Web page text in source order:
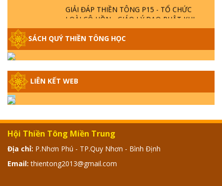
GIẢI ĐÁP THIỀN TÔNG P15 - TỔ CHỨC
LOÀI CÔ HỒN - GIÁO LÝ ĐẠO PHẬT KHI
GIẢI ĐÁP THIỀN TÔNG ĐẶC BIỆT - P14 -
NGUỒN GỐC ÂM LỊCH DƯƠNG LỊCH -
TẦNG BÌNH LƯU LỚN ĐẾN ĐÂU
KHÔNG? XÁ LỢI PHẬT THẬT - GIẢ | TTTD
GIẢI ĐÁP THIỀN TÔNG ĐẶC BIỆT - P12 -
SỰ THẬT VỀ ĐẠI HỒNG THỦY? TRỜI ĐÁNH
THÁNH ĐÂM THẦN VẶN HỌNG?
SÁCH QUÝ THIỀN TÔNG HỌC
LIÊN KẾT WEB
Hội Thiền Tông Miền Trung
Địa chỉ: P.Nhơn Phú - TP.Quy Nhơn - Bình Định
Email: thientong2013@gmail.com